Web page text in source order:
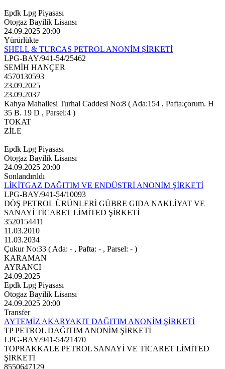
Epdk Lpg Piyasası
Otogaz Bayilik Lisansı
24.09.2025 20:00
Yürürlükte
SHELL & TURCAS PETROL ANONİM ŞİRKETİ
LPG-BAY/941-54/25462
SEMİH HANÇER
4570130593
23.09.2025
23.09.2037
Kahya Mahallesi Turhal Caddesi No:8 ( Ada:154 , Pafta:çorum. H
35 B. 19 D , Parsel:4 )
TOKAT
ZİLE
Epdk Lpg Piyasası
Otogaz Bayilik Lisansı
24.09.2025 20:00
Sonlandırıldı
LİKİTGAZ DAĞITIM VE ENDÜSTRİ ANONİM ŞİRKETİ
LPG-BAY/941-54/10093
DÖŞ PETROL ÜRÜNLERİ GÜBRE GIDA NAKLİYAT VE
SANAYİ TİCARET LİMİTED ŞİRKETİ
3520154411
11.03.2010
11.03.2034
Çukur No:33 ( Ada: - , Pafta: - , Parsel: - )
KARAMAN
AYRANCI
24.09.2025
Epdk Lpg Piyasası
Otogaz Bayilik Lisansı
24.09.2025 20:00
Transfer
AYTEMİZ AKARYAKIT DAĞITIM ANONİM ŞİRKETİ
TP PETROL DAĞITIM ANONİM ŞİRKETİ
LPG-BAY/941-54/21470
TOPRAKKALE PETROL SANAYİ VE TİCARET LİMİTED
ŞİRKETİ
8550647129